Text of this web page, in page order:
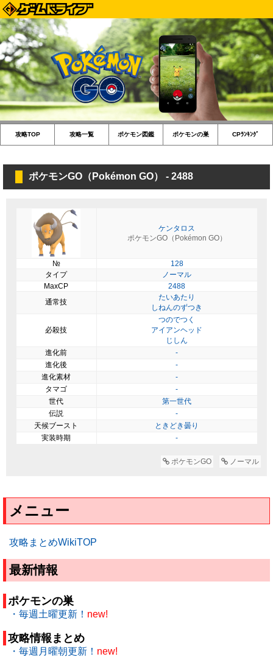
攻略TOP 攻略一覧 ポケモン図鑑 ポケモンの巣 CPﾗﾝｷﾝｸﾞ
ポケモンGO（Pokémon GO） - 2488
ケンタロス
ポケモンGO（Pokémon GO）
№
128
タイプ
ノーマル
MaxCP
2488
通常技
たいあたり
しねんのずつき
必殺技
つのでつく
アイアンヘッド
じしん
進化前
-
進化後
-
進化素材
-
タマゴ
-
世代
第一世代
伝説
-
天候ブースト
ときどき曇り
実装時期
-
ポケモンGO ノーマル
メニュー
攻略まとめWikiTOP
最新情報
ポケモンの巣
・毎週土曜更新！ new!
攻略情報まとめ
・毎週月曜朝更新！ new!